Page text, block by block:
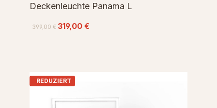
Deckenleuchte Panama L
399,00 € 319,00 €
REDUZIERT